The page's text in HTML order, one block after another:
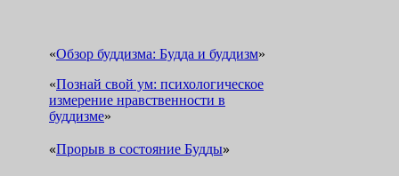
«Обзор буддизма: Будда и буддизм»
«Познай свой ум: психологическое
измерение нравственности в
буддизме»
«Прорыв в состояние Будды»